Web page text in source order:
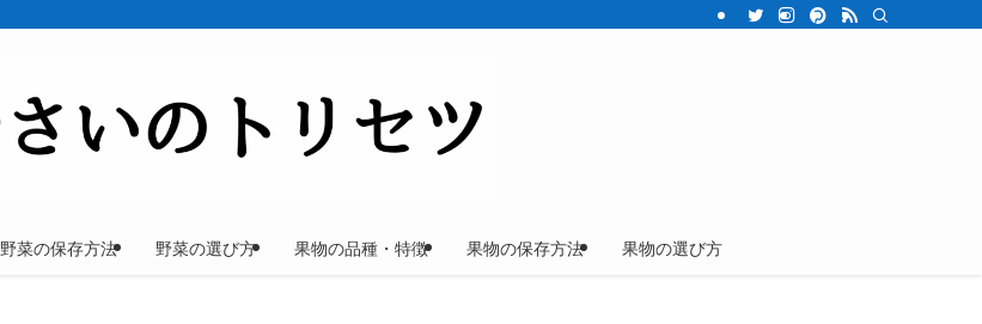
野菜の保存方法 野菜の選び方 果物の品種・特徴 果物の保存方法 果物の選び方